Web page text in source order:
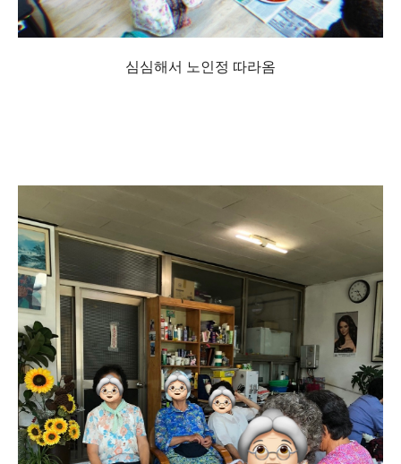
심심해서 노인정 따라옴